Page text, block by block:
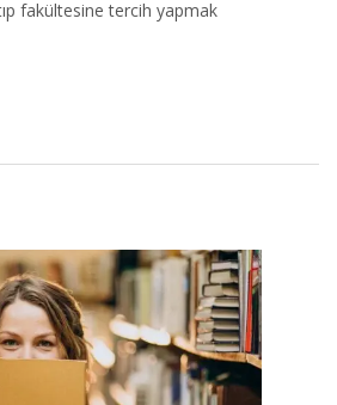
fakültesine tercih yapmak